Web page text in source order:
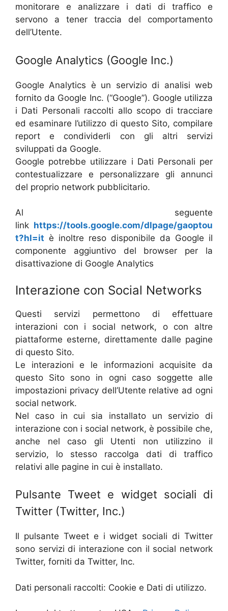
monitorare e analizzare i dati di traffico e
servono a tener traccia del comportamento
dell’Utente.
Google Analytics (Google Inc.)
Google Analytics è un servizio di analisi web
fornito da Google Inc. (“Google”). Google utilizza
i Dati Personali raccolti allo scopo di tracciare
ed esaminare l’utilizzo di questo Sito, compilare
report e condividerli con gli altri servizi
sviluppati da Google.
Google potrebbe utilizzare i Dati Personali per
contestualizzare e personalizzare gli annunci
del proprio network pubblicitario.
Al seguente
link https://tools.google.com/dlpage/gaoptou
t?hl=it è inoltre reso disponibile da Google il
componente aggiuntivo del browser per la
disattivazione di Google Analytics
Interazione con Social Networks
Questi servizi permettono di effettuare
interazioni con i social network, o con altre
piattaforme esterne, direttamente dalle pagine
di questo Sito.
Le interazioni e le informazioni acquisite da
questo Sito sono in ogni caso soggette alle
impostazioni privacy dell’Utente relative ad ogni
social network.
Nel caso in cui sia installato un servizio di
interazione con i social network, è possibile che,
anche nel caso gli Utenti non utilizzino il
servizio, lo stesso raccolga dati di traffico
relativi alle pagine in cui è installato.
Pulsante Tweet e widget sociali di
Twitter (Twitter, Inc.)
Il pulsante Tweet e i widget sociali di Twitter
sono servizi di interazione con il social network
Twitter, forniti da Twitter, Inc.
Dati personali raccolti: Cookie e Dati di utilizzo.